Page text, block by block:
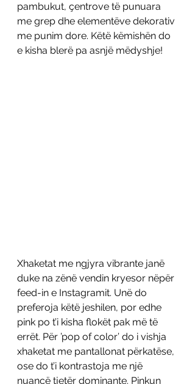
pambukut, çentrove të punuara
me grep dhe elementëve dekorativ
me punim dore. Këtë këmishën do
e kisha blerë pa asnjë mëdyshje!
Xhaketat me ngjyra vibrante janë
duke na zënë vendin kryesor nëpër
feed-in e Instagramit. Unë do
preferoja këtë jeshilen, por edhe
pink po t’i kisha flokët pak më të
errët. Për ’pop of color’ do i vishja
xhaketat me pantallonat përkatëse,
ose do t’i kontrastoja me një
nuancë tjetër dominante. Pinkun